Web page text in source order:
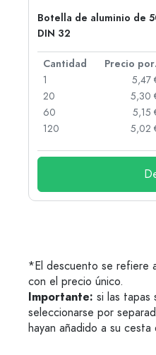
Botella de aluminio de
DIN 32
Cantidad
1
5,47
20
5,30
60
5,15
120
5,02
*El descuento se refiere
con el precio único.
Importante: si las tapas
seleccionarse por
hayan añadido a su cesta